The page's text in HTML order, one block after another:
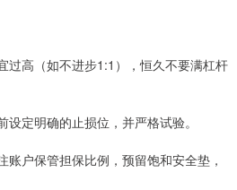
过高（如不进步1:1），恒久不要满杠杆
定明确的止损位，并严格试验。
账户保管担保比例，预留饱和安全垫，